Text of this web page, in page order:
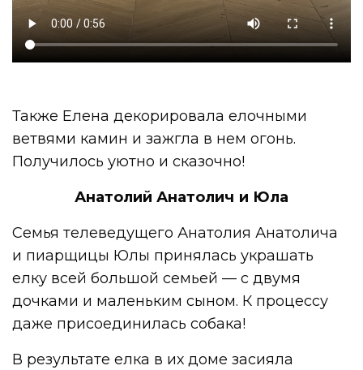
Также Елена декорировала елочными
ветвями камин и зажгла в нем огонь.
Получилось уютно и сказочно!
Анатолий Анатолич и Юла
Семья телеведущего Анатолия Анатолича
и пиарщицы Юлы принялась украшать
елку всей большой семьей — с двумя
дочками и маленьким сыном. К процессу
даже присоединилась собака!
В результате елка в их доме засияла